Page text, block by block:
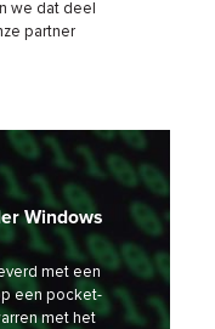
we dat deel
partner
Windows
met een
een pocket-
met het